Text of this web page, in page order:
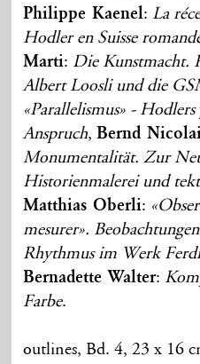
Philippe Kaenel: La
Hodler en Suisse
Marti: Die Kunstmacht.
Albert Loosli und die
«Parallelismus» -
Anspruch,Bernd
Monumentalität. Zur
Historienmalerei und
Matthias Oberli:
mesurer».
Rhythmus im Werk
Bernadette Walter:
Farbe.
outlines, Bd. 4, 23 x 16